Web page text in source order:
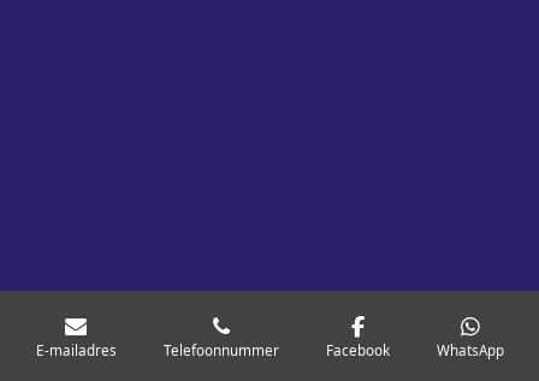
E-mailadres Telefoonnummer Facebook WhatsApp